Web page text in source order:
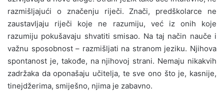
razmišljajući o značenju riječi. Znači, predškolarce ne
zaustavljaju riječi koje ne razumiju, već iz onih koje
razumiju pokušavaju shvatiti smisao. Na taj način nauče i
važnu sposobnost – razmišljati na stranom jeziku. Njihova
spontanost je, takođe, na njihovoj strani. Nemaju nikakvih
zadržaka da oponašaju učitelja, te sve ono što je, kasnije,
tinejdžerima, smiješno, njima je zabavno.